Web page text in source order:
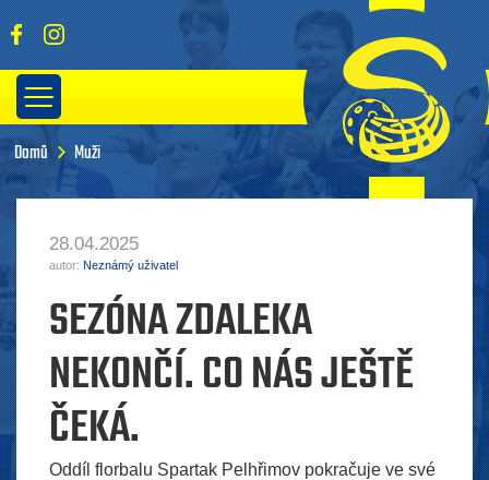
Domů Muži
28.04.2025
autor: Neznámý uživatel
SEZÓNA ZDALEKA
NEKONČÍ. CO NÁS JEŠTĚ
ČEKÁ.
Oddíl florbalu Spartak Pelhřimov pokračuje ve své